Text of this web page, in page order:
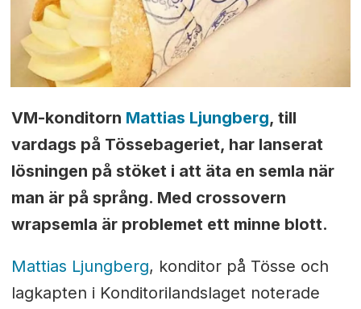
VM-konditorn Mattias Ljungberg, till
vardags på Tössebageriet, har lanserat
lösningen på stöket i att äta en semla när
man är på språng. Med crossovern
wrapsemla är problemet ett minne blott.
Mattias Ljungberg, konditor på Tösse och
lagkapten i Konditorilandslaget noterade